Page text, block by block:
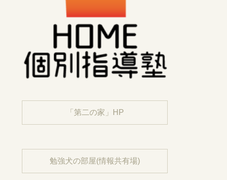
「第二の家」HP
勉強犬の部屋(情報共有場)